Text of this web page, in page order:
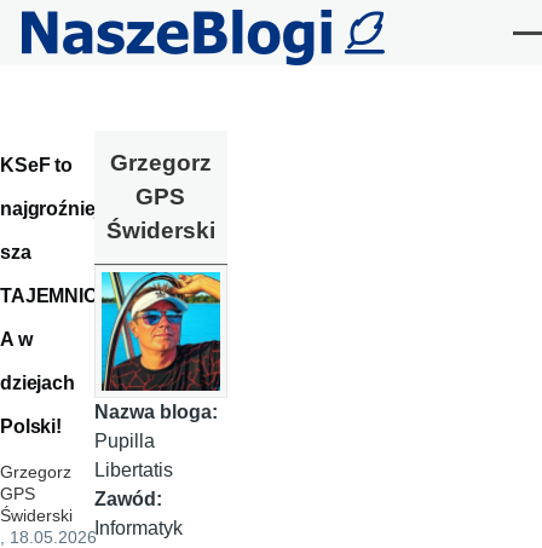
Przejdź do treści
KSeF to
najgroźniej
sza
TAJEMNIC
A w
dziejach
Polski!
Grzegorz
GPS
Świderski
, 18.05.2026
Grzegorz
GPS
Świderski
Nazwa bloga:
Pupilla
Libertatis
Zawód:
Informatyk